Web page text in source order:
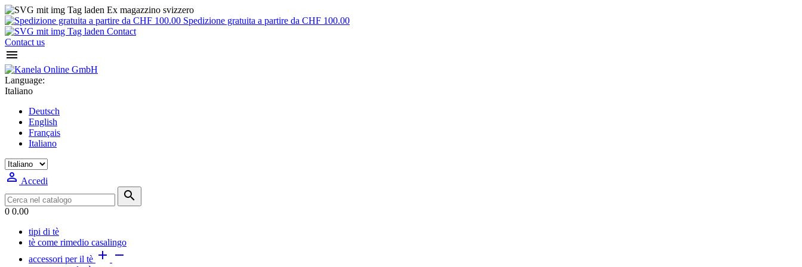
Ex magazzino svizzero
Spedizione gratuita a partire da CHF 100.00
Contact
Contact us

Language:
Italiano
Deutsch
English
Français
Italiano
 Accedi

0 0.00
tipi di tè
tè come rimedio casalingo
accessori per il tè  